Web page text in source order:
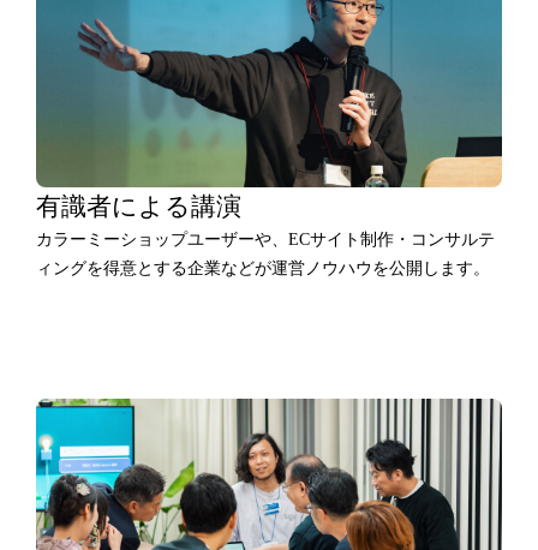
有識者による講演
カラーミーショップユーザーや、ECサイト制作・コンサルテ
ィングを得意とする企業などが運営ノウハウを公開します。